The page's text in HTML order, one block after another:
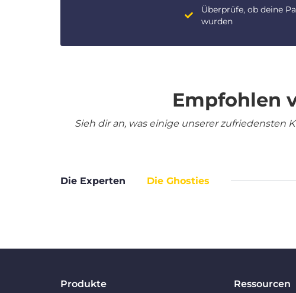
Überprüfe, ob deine
wurden
Empfohlen
Sieh dir an, was einige unserer zufriedensten
Die Experten Die Ghosties
Produkte Ressourcen